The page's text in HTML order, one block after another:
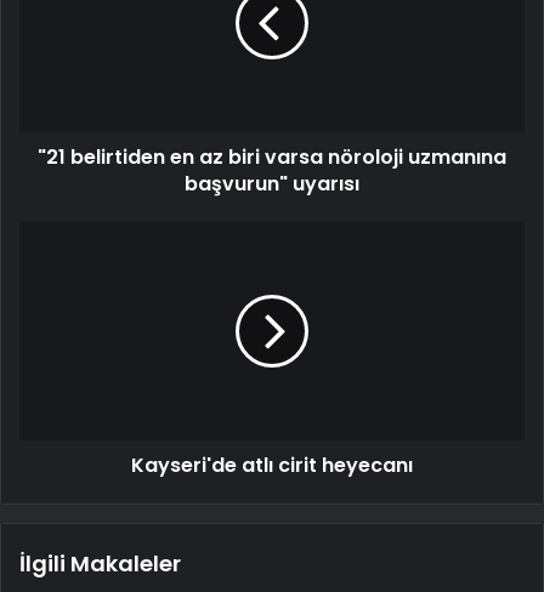
"21 belirtiden en az biri varsa nöroloji uzmanına
başvurun" uyarısı
Kayseri'de atlı cirit heyecanı
İlgili Makaleler